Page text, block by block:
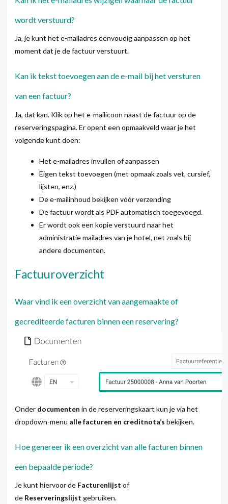
wordt verstuurd?
Ja, je kunt het e-mailadres eenvoudig aanpassen op het
moment dat je de factuur verstuurt.
Kan ik tekst toevoegen aan de e-mail bij het versturen
van een factuur?
Ja, dat kan. Klik op het e-mailicoon naast de factuur op de
reserveringspagina. Er opent een opmaakveld waar je het
volgende kunt doen:
Het e-mailadres invullen of aanpassen
Eigen tekst toevoegen (met opmaak zoals vet, cursief,
lijsten, enz.)
De e-mailinhoud bekijken vóór verzending
De factuur wordt als PDF automatisch toegevoegd.
Er wordt ook een kopie verstuurd naar het
administratie mailadres van je hotel, net zoals bij
andere documenten.
Factuuroverzicht
Waar vind ik een overzicht van aangemaakte of
gecrediteerde facturen binnen een reservering?
Onder documenten in de reserveringskaart kun je via het
dropdown-menu alle facturen en creditnota’s bekijken.
Hoe genereer ik een overzicht van alle facturen binnen
een bepaalde periode?
Je kunt hiervoor de Facturenlijst of
de Reserveringslijst gebruiken.